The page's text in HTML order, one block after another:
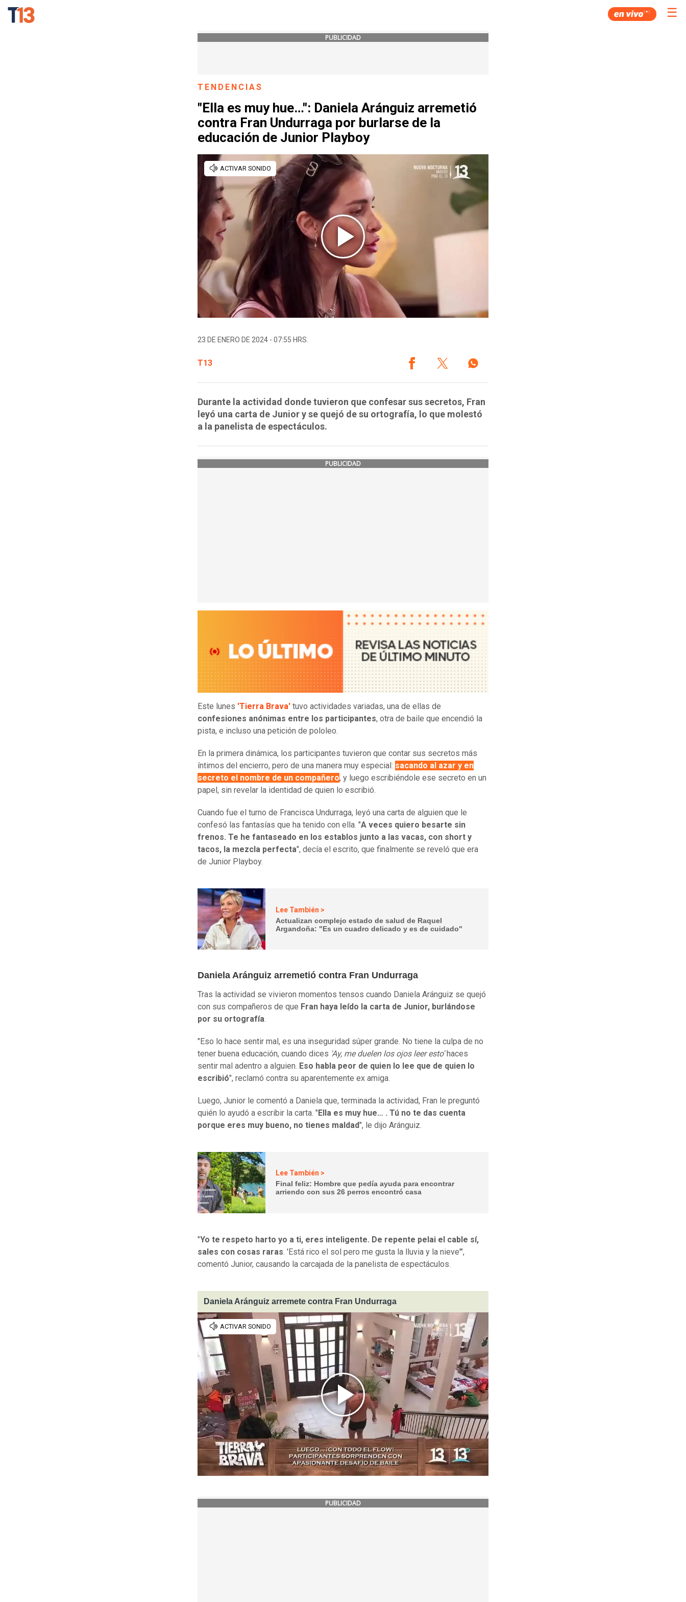
☰
PUBLICIDAD
TENDENCIAS
"Ella es muy hue…": Daniela Aránguiz arremetió
contra Fran Undurraga por burlarse de la
educación de Junior Playboy
23 DE ENERO DE 2024 - 07:55 HRS.
T13
Durante la actividad donde tuvieron que confesar sus secretos, Fran
leyó una carta de Junior y se quejó de su ortografía, lo que molestó
a la panelista de espectáculos.
PUBLICIDAD
Este lunes 'Tierra Brava' tuvo actividades variadas, una de ellas de
confesiones anónimas entre los participantes, otra de baile que encendió la
pista, e incluso una petición de pololeo.
En la primera dinámica, los participantes tuvieron que contar sus secretos más
íntimos del encierro, pero de una manera muy especial: sacando al azar y en
secreto el nombre de un compañero, y luego escribiéndole ese secreto en un
papel, sin revelar la identidad de quien lo escribió.
Cuando fue el turno de Francisca Undurraga, leyó una carta de alguien que le
confesó las fantasías que ha tenido con ella. "A veces quiero besarte sin
frenos. Te he fantaseado en los establos junto a las vacas, con short y
tacos, la mezcla perfecta", decía el escrito, que finalmente se reveló que era
de Junior Playboy.
Lee También >
Actualizan complejo estado de salud de Raquel
Argandoña: "Es un cuadro delicado y es de cuidado"
Daniela Aránguiz arremetió contra Fran Undurraga
Tras la actividad se vivieron momentos tensos cuando Daniela Aránguiz se quejó
con sus compañeros de que Fran haya leído la carta de Junior, burlándose
por su ortografía.
"Eso lo hace sentir mal, es una inseguridad súper grande. No tiene la culpa de no
tener buena educación, cuando dices 'Ay, me duelen los ojos leer esto'haces
sentir mal adentro a alguien. Eso habla peor de quien lo lee que de quien lo
escribió", reclamó contra su aparentemente ex amiga.
Luego, Junior le comentó a Daniela que, terminada la actividad, Fran le preguntó
quién lo ayudó a escribir la carta. "Ella es muy hue… . Tú no te das cuenta
porque eres muy bueno, no tienes maldad", le dijo Aránguiz.
Lee También >
Final feliz: Hombre que pedía ayuda para encontrar
arriendo con sus 26 perros encontró casa
"Yo te respeto harto yo a ti, eres inteligente. De repente pelai el cable sí,
sales con cosas raras. 'Está rico el sol pero me gusta la lluvia y la nieve'",
comentó Junior, causando la carcajada de la panelista de espectáculos.
Daniela Aránguiz arremete contra Fran Undurraga
PUBLICIDAD